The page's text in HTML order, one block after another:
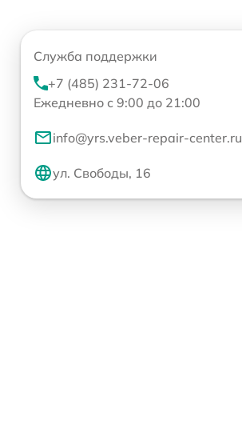
Служба поддержки
+7 (485) 231-72-06
Ежедневно с 9:00 до 21:00
info@yrs.veber-repair-center.ru
ул. Свободы, 16